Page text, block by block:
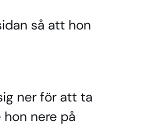
så att hon
ner för att ta
nere på